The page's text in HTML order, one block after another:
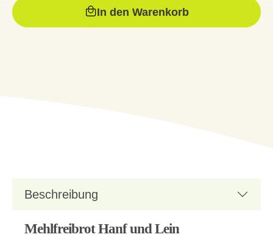
In den Warenkorb
Beschreibung
Mehlfreibrot Hanf und Lein